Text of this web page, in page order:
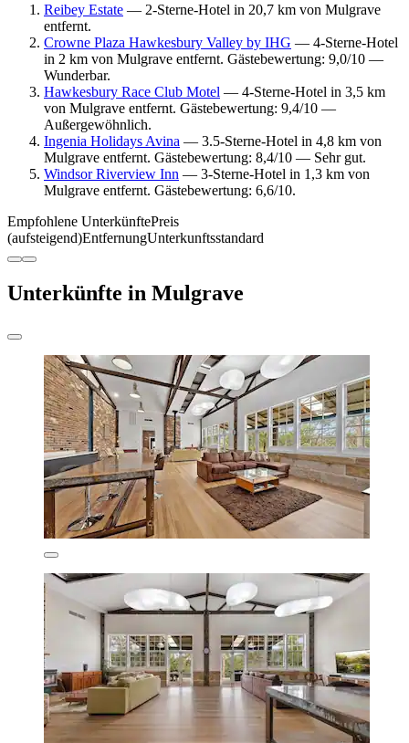
Reibey Estate — 2-Sterne-Hotel in 20,7 km von Mulgrave
entfernt.
Crowne Plaza Hawkesbury Valley by IHG — 4-Sterne-Hotel
in 2 km von Mulgrave entfernt. Gästebewertung: 9,0/10 —
Wunderbar.
Hawkesbury Race Club Motel — 4-Sterne-Hotel in 3,5 km
von Mulgrave entfernt. Gästebewertung: 9,4/10 —
Außergewöhnlich.
Ingenia Holidays Avina — 3.5-Sterne-Hotel in 4,8 km von
Mulgrave entfernt. Gästebewertung: 8,4/10 — Sehr gut.
Windsor Riverview Inn — 3-Sterne-Hotel in 1,3 km von
Mulgrave entfernt. Gästebewertung: 6,6/10.
Empfohlene UnterkünftePreis
(aufsteigend)EntfernungUnterkunftsstandard
Unterkünfte in Mulgrave